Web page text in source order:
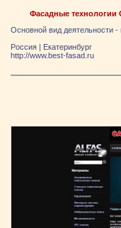
Фасадные
Основной вид деятельности
Россия | Екатеринбург
http://www.best-fasad.ru